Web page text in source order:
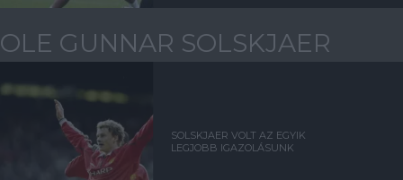
OLE GUNNAR SOLSKJAER
SOLSKJAER VOLT AZ EGYIK
LEGJOBB IGAZOLÁSUNK